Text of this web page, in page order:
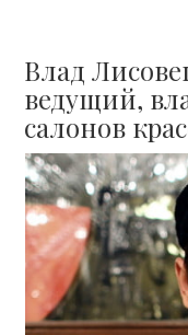
Влад
ведущий,
салонов